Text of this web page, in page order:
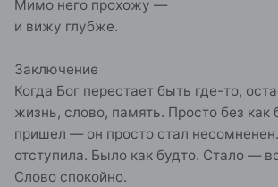
Мимо него прохожу —
и вижу глубже.
Заключение
Когда Бог перестает быть где-то,
жизнь, слово, память. Просто без как
пришел — он просто стал
отступила. Было как будто. Стало —
Слово спокойно.